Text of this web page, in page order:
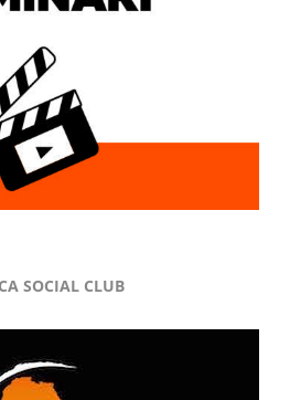
SOCIAL CLUB